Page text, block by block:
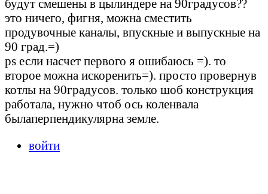
будут смешены в цылиндере на 90градусов??
это ничего, фигня, можна сместить
продувочные каналы, впускные и выпускные на
90 град.=)
ps если насчет первого я ошибаюсь =). то
второе можна искоренить=). просто провернув
котлы на 90градусов. только шоб конструкция
работала, нужно чтоб ось коленвала
былаперпендикулярна земле.
войти